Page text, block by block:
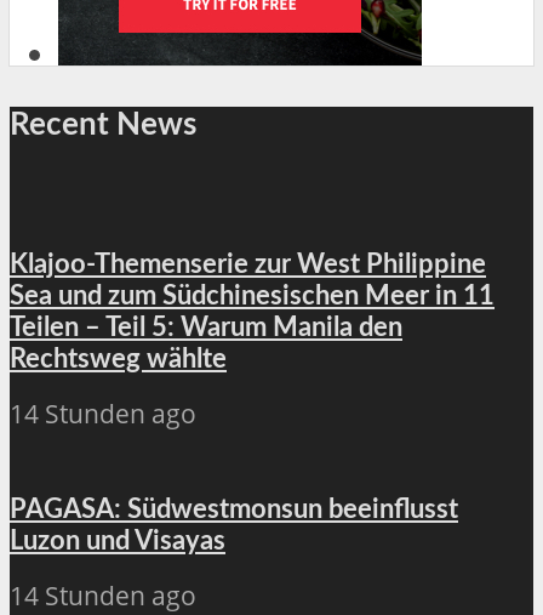
Recent News
Klajoo-Themenserie zur West Philippine
Sea und zum Südchinesischen Meer in 11
Teilen – Teil 5: Warum Manila den
Rechtsweg wählte
14 Stunden ago
PAGASA: Südwestmonsun beeinflusst
Luzon und Visayas
14 Stunden ago